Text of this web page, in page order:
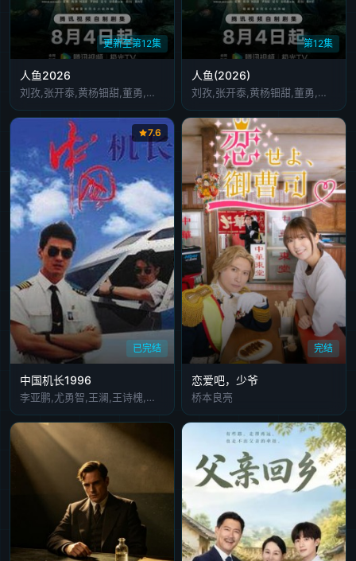
更新至第12集
人鱼2026
刘孜,张开泰,黄杨钿甜,董勇,张帆,陈创,何思甜,张棪琰,罗海琼,是安,赵健,段钰,董向荣,薛佳凝,方晓东,李庆誉,张译文
第12集
人鱼(2026)
刘孜,张开泰,黄杨钿甜,董勇,张帆,陈创,何思甜,张棪琰,罗海琼,是安,赵健,段钰,董向荣,薛佳凝,方晓东,李庆誉,张译文
已完结
7.6
中国机长1996
李亚鹏,尤勇智,王澜,王诗槐,郑仲茵,伊春德,玛尔塔,杨华沙,Richard,liedle,Chris,barden,Yoser,solomdn,Dan,Bolmkk,李小明,徐正运,张燕,贾东朔,陆金龙,陈颖映,牛银红
完结
恋爱吧，少爷
桥本良亮